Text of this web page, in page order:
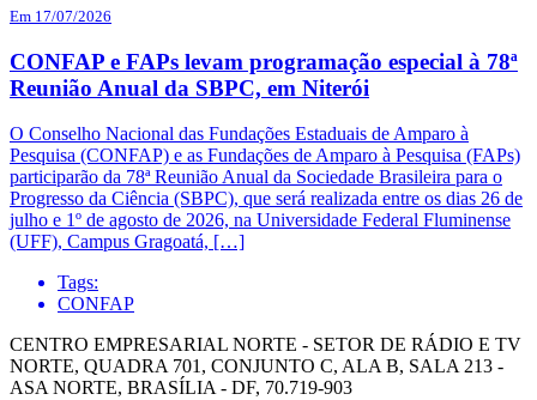
Em 17/07/2026
CONFAP e FAPs levam programação especial à 78ª
Reunião Anual da SBPC, em Niterói
O Conselho Nacional das Fundações Estaduais de Amparo à
Pesquisa (CONFAP) e as Fundações de Amparo à Pesquisa (FAPs)
participarão da 78ª Reunião Anual da Sociedade Brasileira para o
Progresso da Ciência (SBPC), que será realizada entre os dias 26 de
julho e 1º de agosto de 2026, na Universidade Federal Fluminense
(UFF), Campus Gragoatá, […]
Tags:
CONFAP
CENTRO EMPRESARIAL NORTE - SETOR DE RÁDIO E TV
NORTE, QUADRA 701, CONJUNTO C, ALA B, SALA 213 -
ASA NORTE, BRASÍLIA - DF, 70.719-903